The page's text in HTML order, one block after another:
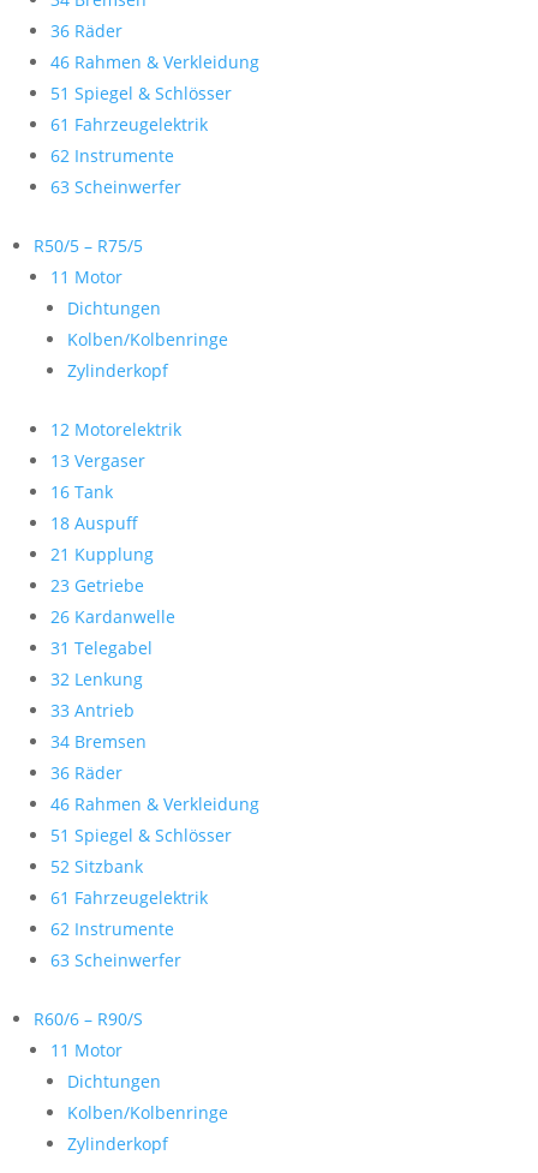
36 Räder
46 Rahmen & Verkleidung
51 Spiegel & Schlösser
61 Fahrzeugelektrik
62 Instrumente
63 Scheinwerfer
R50/5 – R75/5
11 Motor
Dichtungen
Kolben/Kolbenringe
Zylinderkopf
12 Motorelektrik
13 Vergaser
16 Tank
18 Auspuff
21 Kupplung
23 Getriebe
26 Kardanwelle
31 Telegabel
32 Lenkung
33 Antrieb
34 Bremsen
36 Räder
46 Rahmen & Verkleidung
51 Spiegel & Schlösser
52 Sitzbank
61 Fahrzeugelektrik
62 Instrumente
63 Scheinwerfer
R60/6 – R90/S
11 Motor
Dichtungen
Kolben/Kolbenringe
Zylinderkopf